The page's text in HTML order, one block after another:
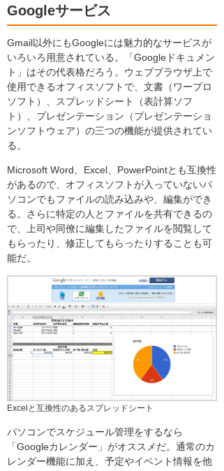
Googleサービス
Gmail以外にもGoogleには魅力的なサービスが
いろいろ用意されている。「Googleドキュメン
ト」はその代表格だろう。ウェブブラウザ上で
使用できるオフィスソフトで、文書（ワープロ
ソフト）、スプレッドシート（表計算ソフ
ト）、プレゼンテーション（プレゼンテーショ
ンソフトウェア）の三つの機能が提供されてい
る。
Microsoft Word、Excel、PowerPointとも互換性
があるので、オフィスソフトが入っていないパ
ソコンでもファイルの読み込みや、編集ができ
る。さらに特定の人とファイルを共有できるの
で、上司や同僚に編集したファイルを閲覧して
もらったり、修正してもらったりすることも可
能だ。
Excelと互換性のあるスプレッドシート
パソコンでスケジュール管理をするなら
「Googleカレンダー」がオススメだ。通常のカ
レンダー機能に加え、予定やイベント情報を他